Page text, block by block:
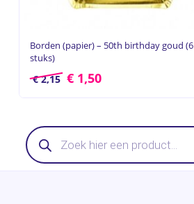
Borden (papier) – 50th birthday goud (6
stuks)
€2,15 € 1,50
Producten
zoeken